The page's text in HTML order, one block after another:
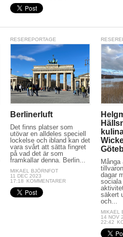
RESEREPORTAGE
Berlinerluft
Det finns platser som
utövar en alldeles speciell
lockelse och ibland kan det
vara svårt att sätta fingret
på vad det är som
framkallar denna. Berlin...
MIKAEL BJÖRNFOT
11 DEC 2023
17:18
KOMMENTARER
dagar
säkert
och...
MIKAEL
14 NOV
22:42